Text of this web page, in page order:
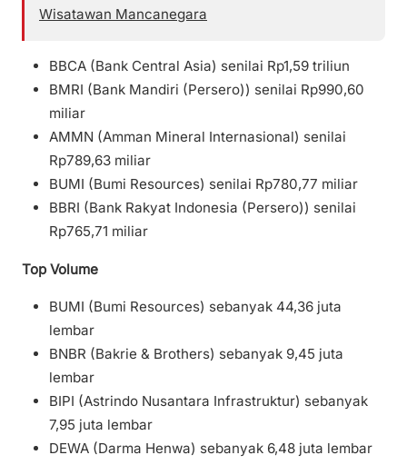
Wisatawan Mancanegara
BBCA (Bank Central Asia) senilai Rp1,59 triliun
BMRI (Bank Mandiri (Persero)) senilai Rp990,60
miliar
AMMN (Amman Mineral Internasional) senilai
Rp789,63 miliar
BUMI (Bumi Resources) senilai Rp780,77 miliar
BBRI (Bank Rakyat Indonesia (Persero)) senilai
Rp765,71 miliar
Top Volume
BUMI (Bumi Resources) sebanyak 44,36 juta
lembar
BNBR (Bakrie & Brothers) sebanyak 9,45 juta
lembar
BIPI (Astrindo Nusantara Infrastruktur) sebanyak
7,95 juta lembar
DEWA (Darma Henwa) sebanyak 6,48 juta lembar